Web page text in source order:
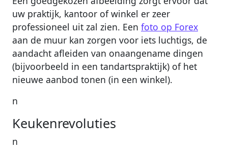
uw praktijk, kantoor of winkel er zeer
professioneel uit zal zien. Een foto op Forex
aan de muur kan zorgen voor iets luchtigs, de
aandacht afleiden van onaangename dingen
(bijvoorbeeld in een tandartspraktijk) of het
nieuwe aanbod tonen (in een winkel).
n
Keukenrevoluties
n